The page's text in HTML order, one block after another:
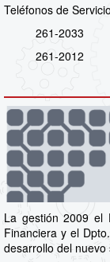
Teléfonos de
261-2033
261-2012
La gestión 2009 el
Financiera y el
desarrollo del